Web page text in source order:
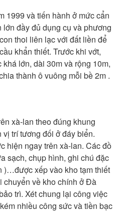
1999 và tiến hành ở mức cẩn
đầy đủ dụng cụ và phương
thoi liên lạc với đất liền để
khẩn thiết. Trước khi vớt,
lớn, dài 30m và rộng 10m,
thành ô vuông mỗi bề 2m .
xà-lan theo đúng khung
trí tương đối ở đáy biển.
hiện ngay trên xà-lan. Các đồ
sạch, chụp hình, ghi chú đặc
)…được xếp vào kho tạm thiết
chuyển về kho chính ở Đà
trì. Xét chung lại công việc
nhiều công sức và tiền bạc